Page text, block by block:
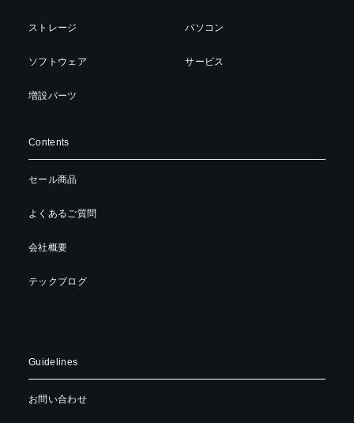
ストレージ
ソフトウェア
増設パーツ
パソコン
サービス
Contents
セール商品
よくあるご質問
会社概要
テックブログ
Guidelines
お問い合わせ